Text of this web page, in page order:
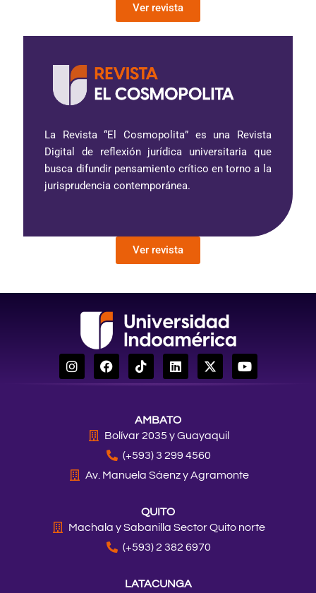
Ver revista
La Revista “El Cosmopolita” es una Revista
Digital de reflexión jurídica universitaria que
busca difundir pensamiento crítico en torno a la
jurisprudencia contemporánea.
Ver revista
I
n
F
a
c
o
k
T
i
k
k
L
i
n
d
i
X
-
t
t
r
Y
o
AMBATO
Bolívar 2035 y Guayaquil
(+593) 3 299 4560
Av. Manuela Sáenz y Agramonte
QUITO
Machala y Sabanilla Sector Quito norte
(+593) 2 382 6970
LATACUNGA